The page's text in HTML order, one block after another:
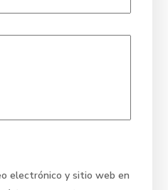
electrónico y sitio web en